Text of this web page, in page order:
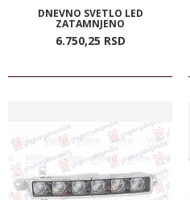
DNEVNO SVETLO LED
ZATAMNJENO
6.750,25 RSD